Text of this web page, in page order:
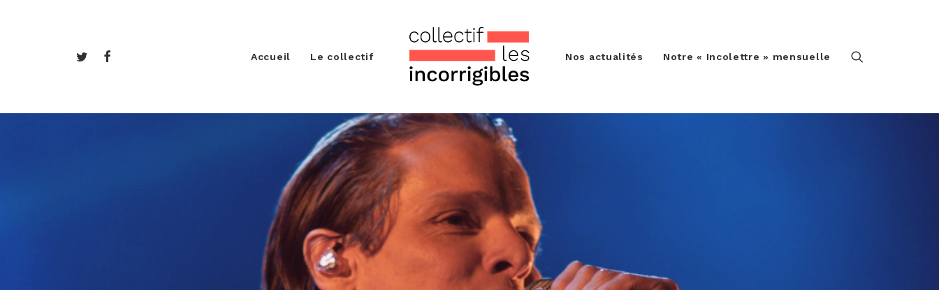
Accueil Le collectif Nos actualités Notre « Incolettre » mensuelle